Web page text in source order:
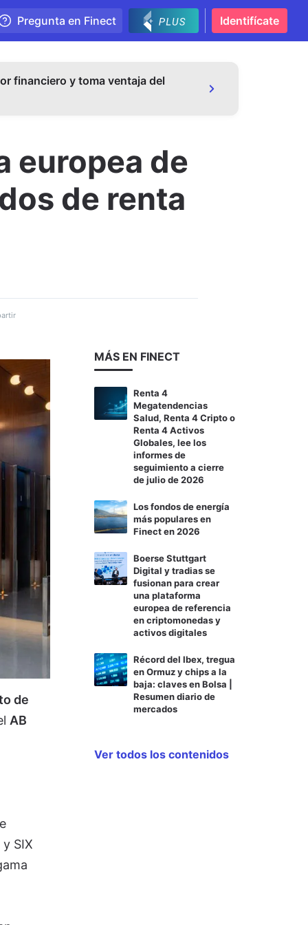
Pregunta en Finect Identifícate
financiero y toma ventaja del
europea de
de renta
de
AB
SIX
MÁS EN FINECT
Renta 4
Megatendencias
Salud, Renta 4 Cripto o
Renta 4 Activos
Globales, lee los
informes de
seguimiento a cierre
de julio de 2026
Los fondos de energía
más populares en
Finect en 2026
Boerse Stuttgart
Digital y tradias se
fusionan para crear
una plataforma
europea de referencia
en criptomonedas y
activos digitales
Récord del Ibex, tregua
en Ormuz y chips a la
baja: claves en Bolsa |
Resumen diario de
mercados
Ver todos los contenidos